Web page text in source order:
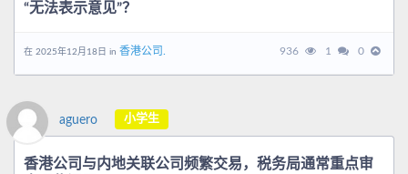
“无法表示意见”？
在 2025年12月18日 in 香港公司. 936 1 0
aguero 小学生
香港公司与内地关联公司频繁交易，税务局通常重点审